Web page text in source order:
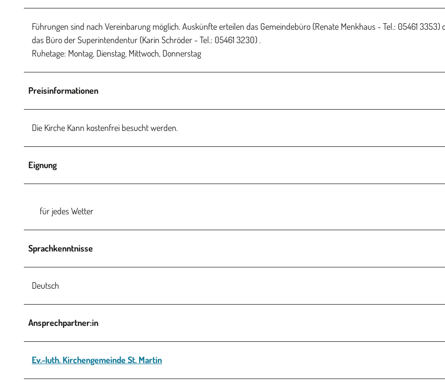
Führungen sind nach Vereinbarung möglich. Auskünfte erteilen das Gemeindebüro (Renate Menkhaus - Tel.: 05461 3353)
das Büro der Superintendentur (Karin Schröder - Tel.: 05461 3230) .
Ruhetage: Montag, Dienstag, Mittwoch, Donnerstag
Preisinformationen
Die Kirche Kann kostenfrei besucht werden.
Eignung
für jedes Wetter
Sprachkenntnisse
Deutsch
Ansprechpartner:in
Ev.-luth. Kirchengemeinde St. Martin